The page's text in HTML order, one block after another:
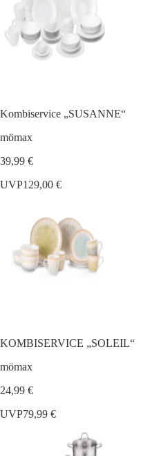
Kombiservice „SUSANNE“
mömax
39,99 €
UVP129,00 €
KOMBISERVICE „SOLEIL“
mömax
24,99 €
UVP79,99 €